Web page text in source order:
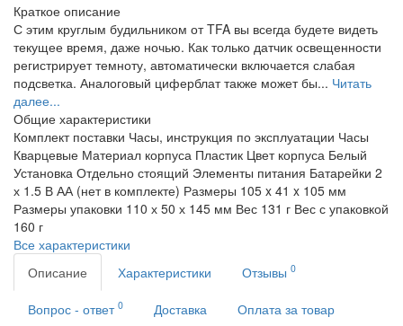
Краткое описание
С этим круглым будильником от TFA вы всегда будете видеть
текущее время, даже ночью. Как только датчик освещенности
регистрирует темноту, автоматически включается слабая
подсветка. Аналоговый циферблат также может бы... Читать
далее...
Общие характеристики
Комплект поставки Часы, инструкция по эксплуатации Часы
Кварцевые Материал корпуса Пластик Цвет корпуса Белый
Установка Отдельно стоящий Элементы питания Батарейки 2
х 1.5 В АА (нет в комплекте) Размеры 105 x 41 x 105 мм
Размеры упаковки 110 х 50 х 145 мм Вес 131 г Вес с упаковкой
160 г
Все характеристики
Описание
Характеристики Отзывы 0
Вопрос - ответ 0 Доставка
Оплата за товар